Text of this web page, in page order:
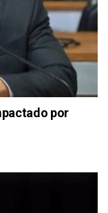
por